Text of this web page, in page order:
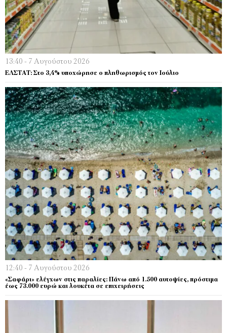
13:40 - 7 Αυγούστου 2026
EΛΣΤΑΤ: Στο 3,4% υποχώρησε ο πληθωρισμός τον Ιούλιο
12:40 - 7 Αυγούστου 2026
«Σαφάρι» ελέγχων στις παραλίες: Πάνω από 1.500 αυτοψίες, πρόστιμα
έως 73.000 ευρώ και λουκέτα σε επιχειρήσεις